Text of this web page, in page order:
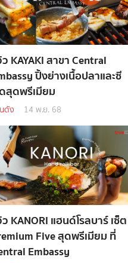
KAYAKI สาขา Central
ปิ้งย่างเนื้อปลาและซี
สุดพรีเมียม
ดัง 14 พ.ย. 68
KANORI แฮนด์โรลบาร์ เซ็ต
Five สุดพรีเมียม ที่
Embassy